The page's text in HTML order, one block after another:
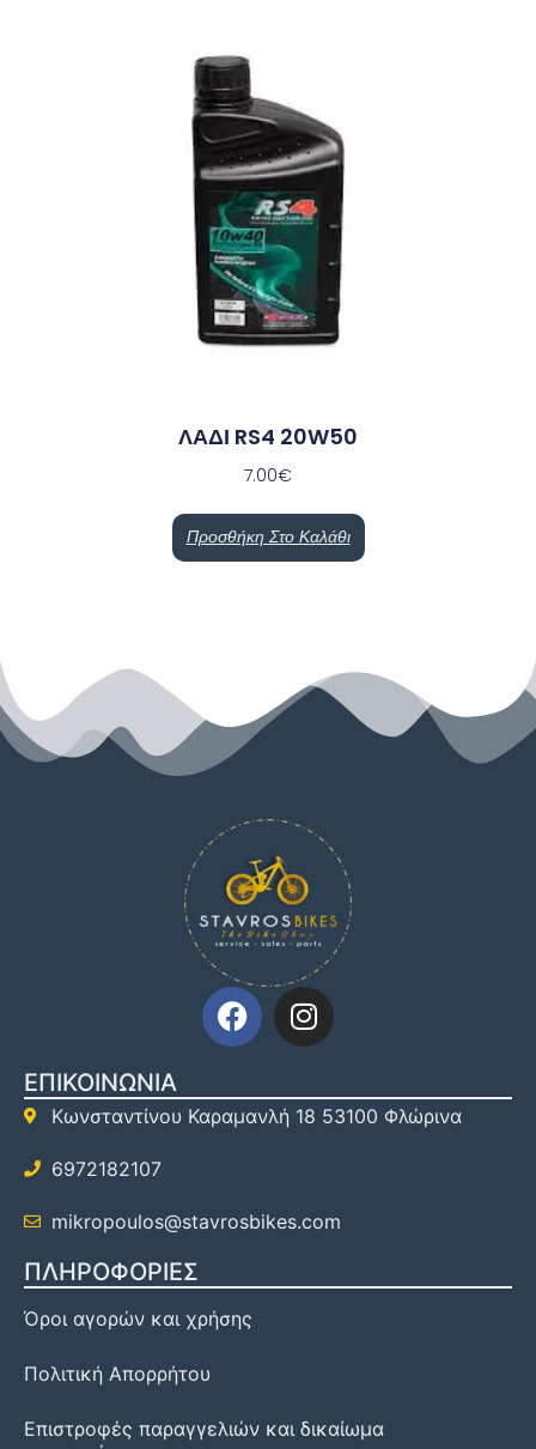
ΛΑΔΙ RS4 20W50
7.00€
Προσθήκη Στο Καλάθι
ΕΠΙΚΟΙΝΩΝΙΑ
Κωνσταντίνου Καραμανλή 18 53100 Φλώρινα
6972182107
mikropoulos@stavrosbikes.com
ΠΛΗΡΟΦΟΡΙΕΣ
Όροι αγορών και χρήσης
Πολιτική Απορρήτου
Επιστροφές παραγγελιών και δικαίωμα